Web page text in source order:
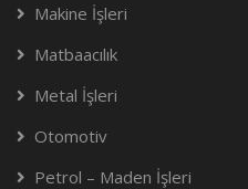
Makine İşleri
Matbaacılık
Metal İşleri
Otomotiv
Petrol – Maden İşleri